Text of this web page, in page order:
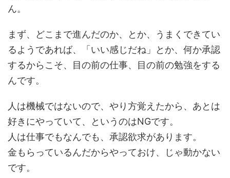
ん。
まず、どこまで進んだのか、とか、うまくできてい
るようであれば、「いい感じだね」とか、何か承認
するからこそ、目の前の仕事、目の前の勉強をする
んです。
人は機械ではないので、やり方覚えたから、あとは
好きにやっていて、というのはNGです。
人は仕事でもなんでも、承認欲求があります。
金もらっているんだからやっておけ、じゃ動かない
です。